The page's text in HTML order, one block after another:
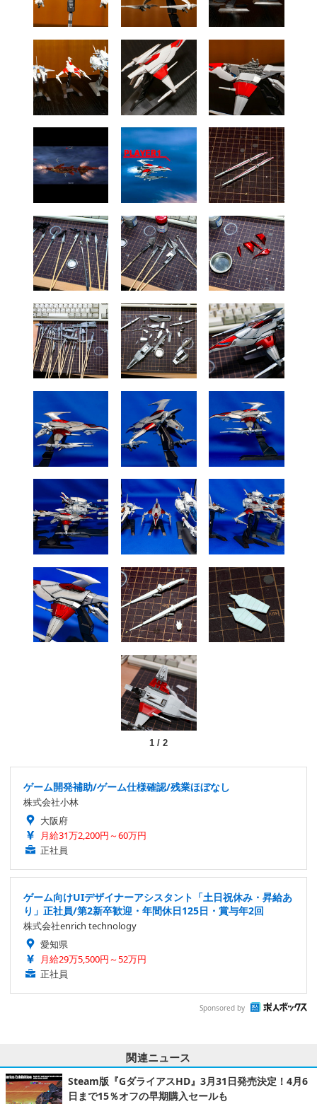
1/ 2
ゲーム開発補助/ゲーム仕様確認/残業ほぼなし
株式会社小林
大阪府
月給31万2,200円～60万円
正社員
ゲーム向けUIデザイナーアシスタント「土日祝休み・昇給あ
り」正社員/第2新卒歓迎・年間休日125日・賞与年2回
株式会社enrich technology
愛知県
月給29万5,500円～52万円
正社員
Sponsored by
関連ニュース
Steam版『GダライアスHD』3月31日発売決定！4月6
日まで15％オフの早期購入セールも